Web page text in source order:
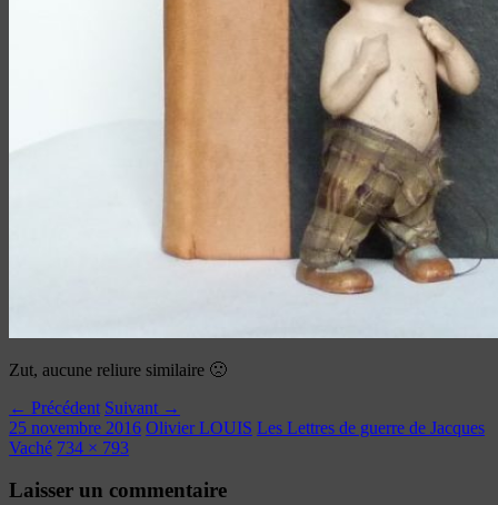
Zut, aucune reliure similaire 🙁
← Précédent Suivant →
25 novembre 2016 Olivier LOUIS Les Lettres de guerre de Jacques
Vaché 734 × 793
Laisser un commentaire